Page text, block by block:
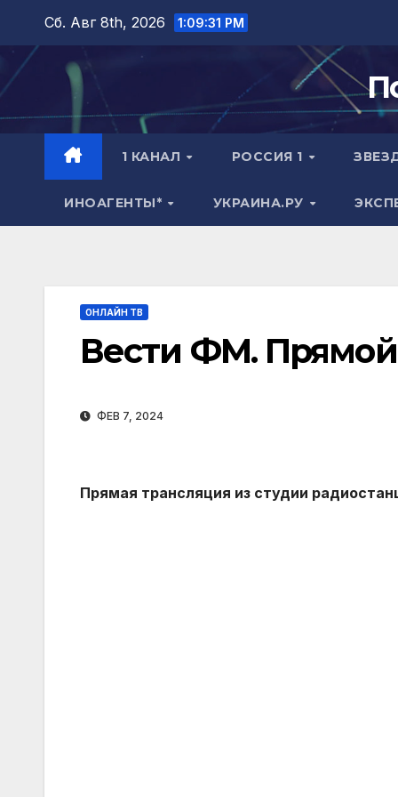
Перейти
содержимому
Сб. Авг 8th, 2026 1:09:32 PM
1 КАНАЛ РОССИЯ 1
ИНОАГЕНТЫ* УКРАИНА.РУ
ОНЛАЙН ТВ
Вести ФМ.
ФЕВ 7, 2024
Прямая трансляция из студии